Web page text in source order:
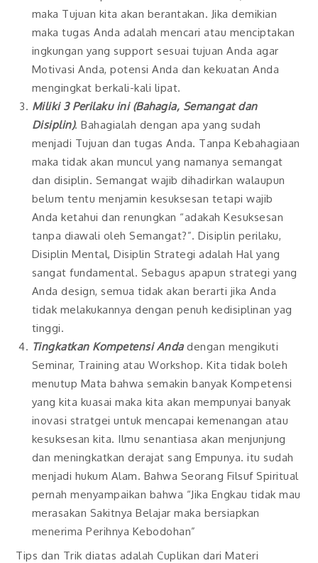
maka Tujuan kita akan berantakan. Jika demikian
maka tugas Anda adalah mencari atau menciptakan
ingkungan yang support sesuai tujuan Anda agar
Motivasi Anda, potensi Anda dan kekuatan Anda
mengingkat berkali-kali lipat.
Miliki 3 Perilaku ini (Bahagia, Semangat dan
Disiplin). Bahagialah dengan apa yang sudah
menjadi Tujuan dan tugas Anda. Tanpa Kebahagiaan
maka tidak akan muncul yang namanya semangat
dan disiplin. Semangat wajib dihadirkan walaupun
belum tentu menjamin kesuksesan tetapi wajib
Anda ketahui dan renungkan “adakah Kesuksesan
tanpa diawali oleh Semangat?”. Disiplin perilaku,
Disiplin Mental, Disiplin Strategi adalah Hal yang
sangat fundamental. Sebagus apapun strategi yang
Anda design, semua tidak akan berarti jika Anda
tidak melakukannya dengan penuh kedisiplinan yag
tinggi.
Tingkatkan Kompetensi Andadengan mengikuti
Seminar, Training atau Workshop. Kita tidak boleh
menutup Mata bahwa semakin banyak Kompetensi
yang kita kuasai maka kita akan mempunyai banyak
inovasi stratgei untuk mencapai kemenangan atau
kesuksesan kita. Ilmu senantiasa akan menjunjung
dan meningkatkan derajat sang Empunya. itu sudah
menjadi hukum Alam. Bahwa Seorang Filsuf Spiritual
pernah menyampaikan bahwa “Jika Engkau tidak mau
merasakan Sakitnya Belajar maka bersiapkan
menerima Perihnya Kebodohan”
Tips dan Trik diatas adalah Cuplikan dari Materi